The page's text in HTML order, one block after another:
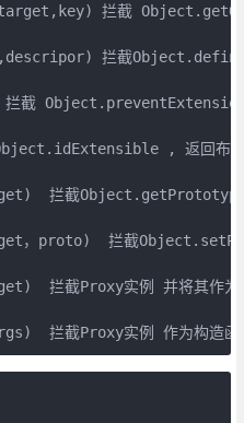
拦截
拦截
Object.preventExtensions
, 返回布
拦截
，proto)  拦截
拦截Proxy实例 并将其作为